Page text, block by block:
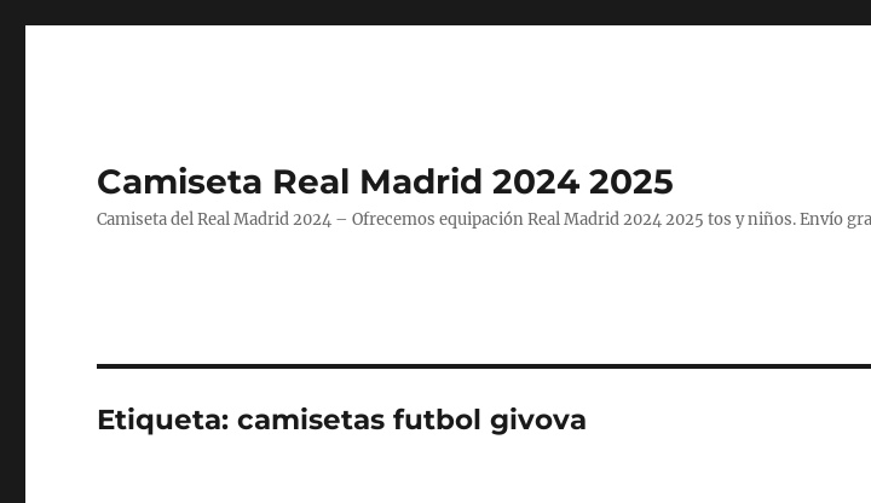
Camiseta Real Madrid 2024 2025
Camiseta del Real Madrid 2024 – Ofrecemos equipación Real Madrid 2024 2025 tos y niños. Envío
Etiqueta:camisetas futbol givova